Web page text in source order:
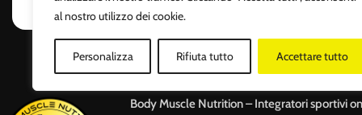
al nostro utilizzo dei cookie.
Personalizza Rifiuta tutto Accettare tutto
Body Muscle Nutrition – Integratori sportivi